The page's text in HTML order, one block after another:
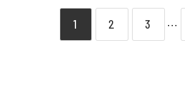
1 2 3 ⋯